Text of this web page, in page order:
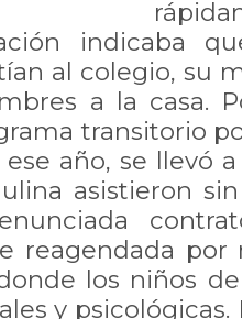
indicaba
al colegio, su
a la casa.
transitorio
año, se llevó
asistieron
reagendada
los niños
y